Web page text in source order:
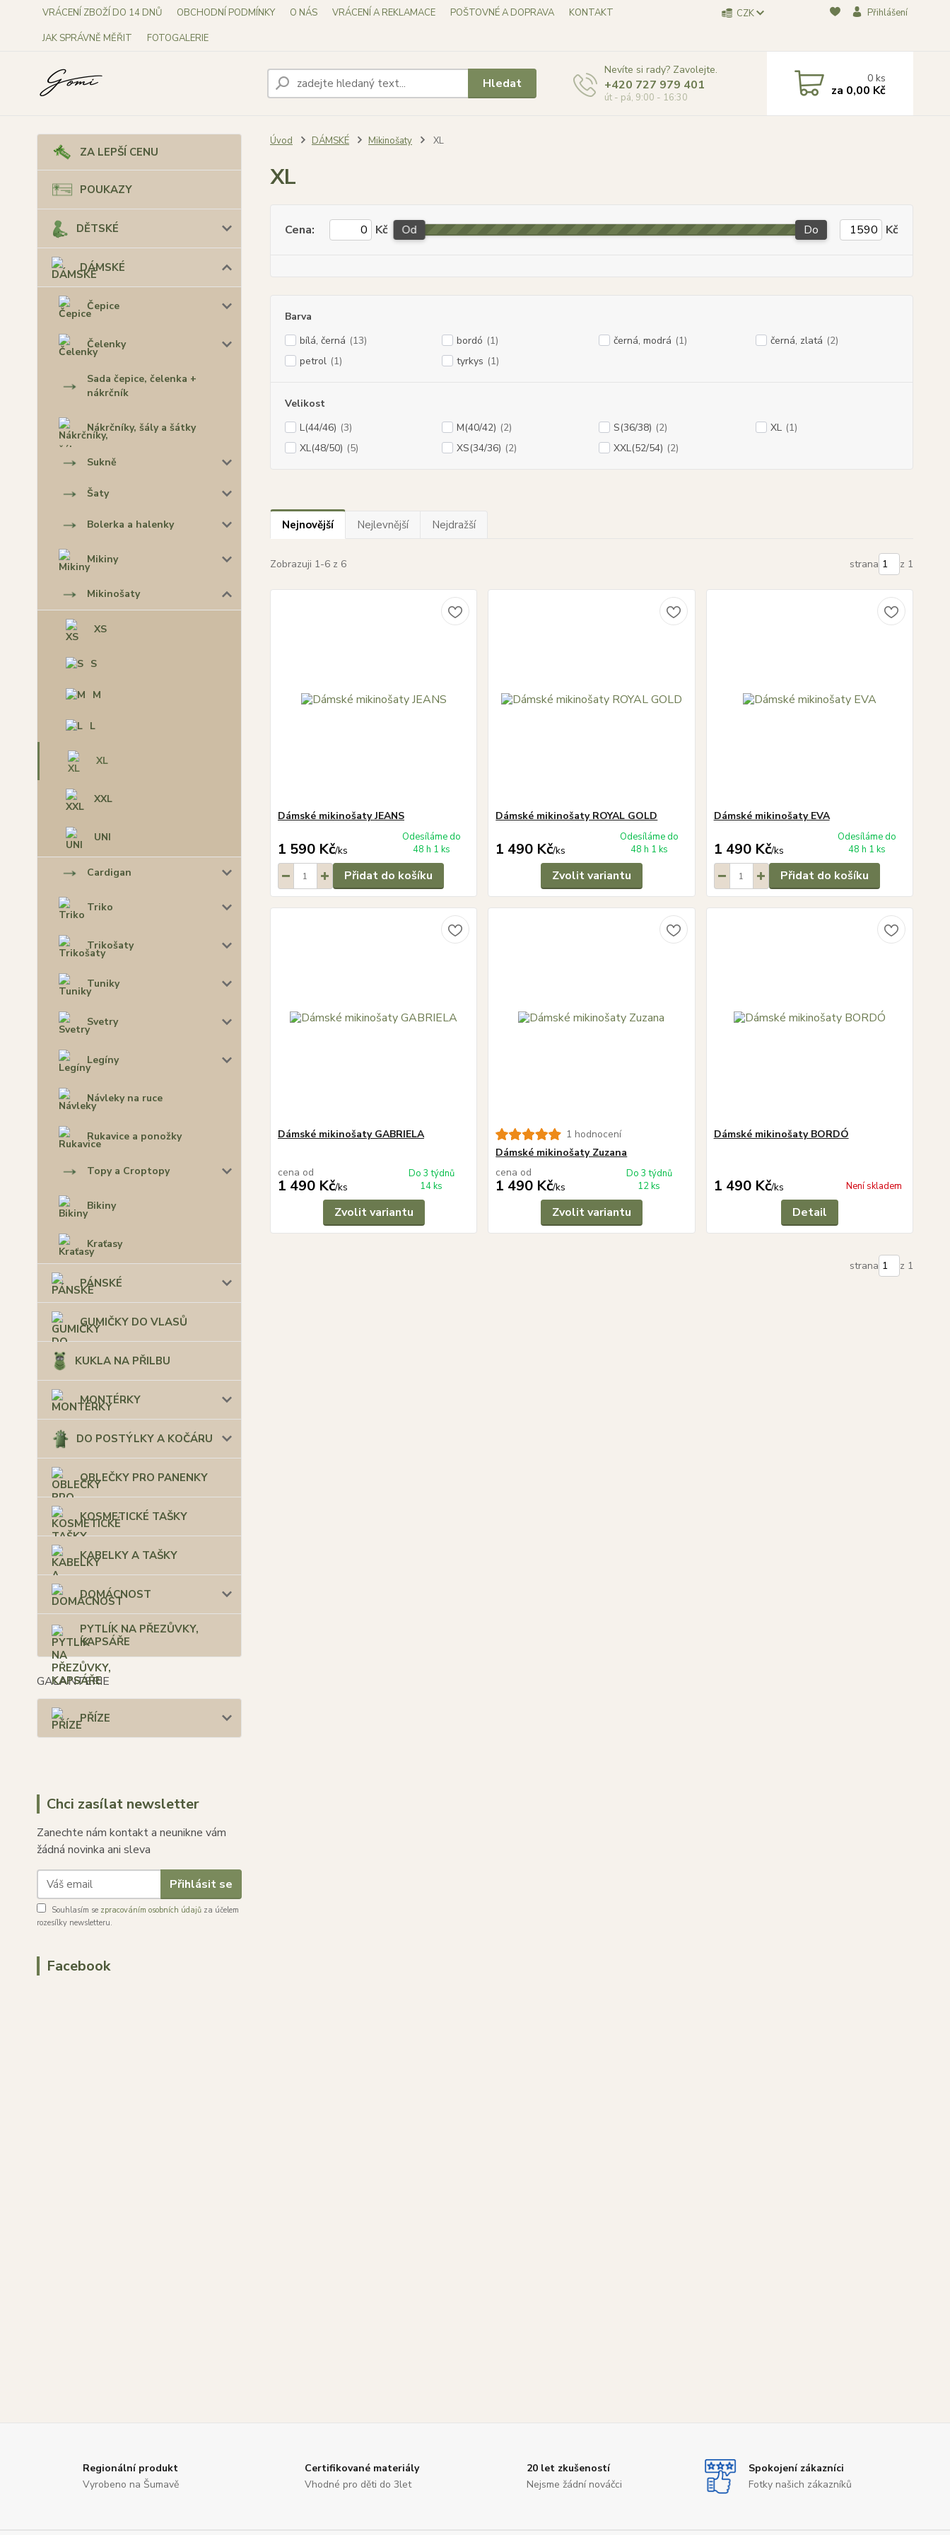
VRÁCENÍ ZBOŽÍ DO 14 DNŮ OBCHODNÍ PODMÍNKY O NÁS VRÁCENÍ A REKLAMACE POŠTOVNÉ A DOPRAVA
KONTAKT
JAK SPRÁVNĚ MĚŘIT
FOTOGALERIE
CZK Přihlášení
Hledat
Nevíte si rady? Zavolejte.
+420 727 979 401
út - pá, 9:00 - 16:30
0ks
za 0,00 Kč
ZA LEPŠÍ CENU
POUKAZY
DĚTSKÉ
DÁMSKÉ
Čepice
Čelenky
Sada čepice, čelenka +
nákrčník
Nákrčníky, šály a šátky
Sukně
Šaty
Bolerka a halenky
Mikiny
Mikinošaty
XS
S
M
L
XL
XXL
UNI
Cardigan
Triko
Trikošaty
Tuniky
Svetry
Legíny
Návleky na ruce
Rukavice a ponožky
Topy a Croptopy
Bikiny
Kraťasy
PÁNSKÉ
GUMIČKY DO VLASŮ
KUKLA NA PŘILBU
MONTÉRKY
DO POSTÝLKY A KOČÁRU
OBLEČKY PRO PANENKY
KOSMETICKÉ TAŠKY
KABELKY A TAŠKY
DOMÁCNOST
PYTLÍK NA PŘEZŮVKY,
KAPSÁŘE
GALANTERIE
PŘÍZE
Chci zasílat newsletter
Zanechte nám kontakt a neunikne vám
žádná novinka ani sleva
Přihlásit se
Souhlasím se zpracováním osobních údajů za účelem
rozesílky newsletteru.
Facebook
Úvod DÁMSKÉ Mikinošaty XL
XL
Cena: Kč Od Do Kč
Barva
bílá, černá (13) bordó (1) černá, modrá (1) černá, zlatá (2)
petrol (1) tyrkys (1)
Velikost
L(44/46) (3) M(40/42) (2) S(36/38) (2) XL (1)
XL(48/50) (5) XS(34/36) (2) XXL(52/54) (2)
Nejnovější Nejlevnější Nejdražší
Zobrazuji 1-6 z 6 strana z 1
Dámské mikinošaty JEANS
1 590 Kč/ks
Odesíláme do
48 h 1 ks
Přidat do košíku
Dámské mikinošaty ROYAL GOLD
1 490 Kč/ks
Odesíláme do
48 h 1 ks
Zvolit variantu
Dámské mikinošaty EVA
1 490 Kč/ks
Odesíláme do
48 h 1 ks
Přidat do košíku
Dámské mikinošaty GABRIELA
cena od
1 490 Kč/ks
Do 3 týdnů
14 ks
Zvolit variantu
1 hodnocení
Dámské mikinošaty Zuzana
cena od
1 490 Kč/ks
Do 3 týdnů
12 ks
Zvolit variantu
Dámské mikinošaty BORDÓ
1 490 Kč/ks Není skladem
Detail
strana z 1
Regionální produkt
Vyrobeno na Šumavě
Certifikované materiály
Vhodné pro děti do 3let
20 let zkušeností
Nejsme žádní nováčci
Spokojení zákazníci
Fotky našich zákazníků